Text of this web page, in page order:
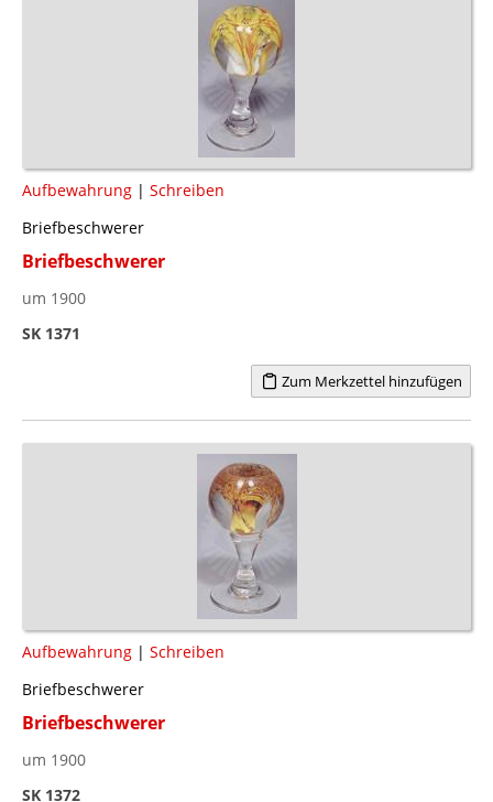
Aufbewahrung | Schreiben
Briefbeschwerer
Briefbeschwerer
um 1900
SK 1371
Zum Merkzettel hinzufügen
Aufbewahrung | Schreiben
Briefbeschwerer
Briefbeschwerer
um 1900
SK 1372